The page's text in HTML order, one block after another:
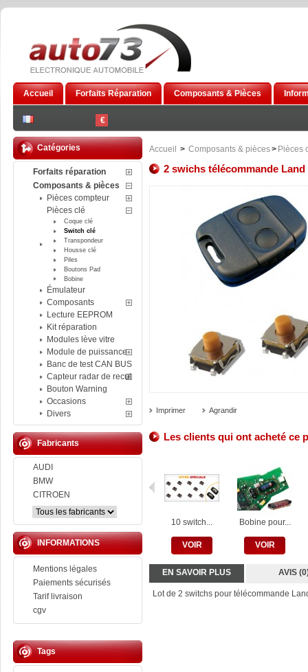
€
Accueil Forfaits Réparation Composants & Pièces
Catégories
Forfaits réparation
Composants & pièces
Pièces compteur
Pièces clé
Coque clé
Switch clé
Transpondeur
Housse clé
Piles
Boutons Pad
Bobine
Émulateur
Composants
Lecture EEPROM
Kit réparation
Modules lève vitre
Module de puissance
Banc de test CAN BUS
Capteur radar de recul
Bouton Warning
Occasions
Divers
Fabricants
AUDI
BMW
CITROEN
INFORMATIONS
Mentions légales
Paiements sécurisés
Tarif livraison
cgv
Tags
Accueil > Composants & pièces> Pièces
2 swichs télécommande Land
Imprimer Agrandir
Les clients qui ont acheté ce
10 switch...
VOIR
Bobine pour...
VOIR
EN SAVOIR PLUS AVIS
Lot de 2 switchs pour télécommande